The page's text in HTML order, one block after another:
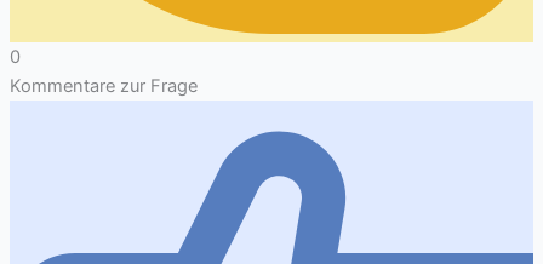
0
Kommentare zur Frage